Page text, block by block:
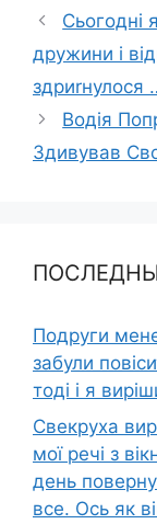
Сьогодні
дружини і
здриrнулося
Водія
Здивував
Подруги
забули
тоді і я
Свекруха
мої речі з
день
все. Ось як